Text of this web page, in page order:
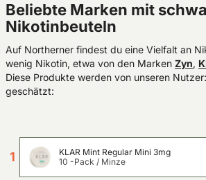
Beliebte Marken mit
Nikotinbeuteln
Auf Northerner findest du eine Vielfalt an
wenig Nikotin, etwa von den Marken Zyn,
Diese Produkte werden von unseren
geschätzt:
1
KLAR Mint Regular Mini 3mg
10 -Pack / Minze